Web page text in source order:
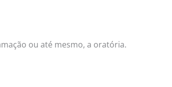
ou até mesmo, a oratória.